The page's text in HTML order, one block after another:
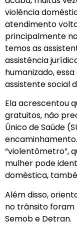
violência
atendimento
principalmente
temos as
assistência
humanizado,
assistente social
Ela acrescentou
gratuitos, não
Único de Saúde
“violentômetro”,
mulher pode
doméstica,
Além disso,
no trânsito
Semob e Detran.